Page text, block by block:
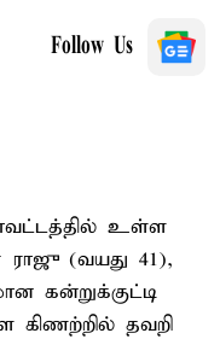
Follow Us
உள்ள
(வயது 41),
கன்றுக்குட்டி
கிணற்றில் தவறி